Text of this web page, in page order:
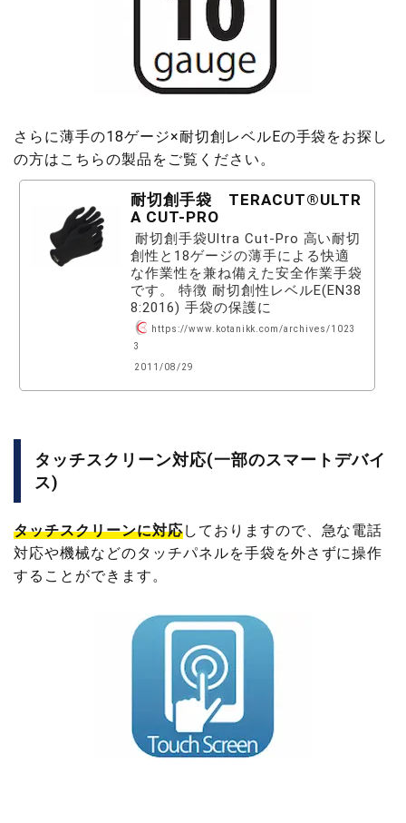
さらに薄手の18ゲージ×耐切創レベルEの手袋をお探し
の方はこちらの製品をご覧ください。
耐切創手袋 TERACUT®ULTR
A CUT-PRO
創性と18ゲージの薄手による快適
な作業性を兼ね備えた安全作業手袋
です。 特徴 耐切創性レベルE(EN38
8:2016) 手袋の保護に
https://www.kotanikk.com/archives/1023
3
2011/08/29
タッチスクリーン対応(一部のスマートデバイ
ス)
タッチスクリーンに対応しておりますので、急な電話
対応や機械などのタッチパネルを手袋を外さずに操作
することができます。